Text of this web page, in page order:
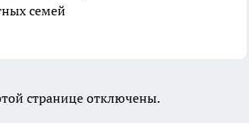
семей
странице отключены.